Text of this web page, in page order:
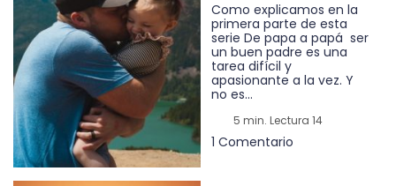
Como explicamos en la
primera parte de esta
serie De papa a papá ser
un buen padre es una
tarea difícil y
apasionante a la vez. Y
no es...
5 min. Lectura 14
1 Comentario